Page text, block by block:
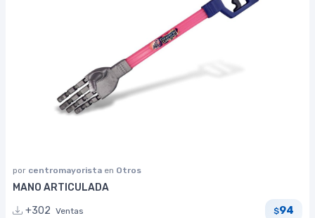
por centromayorista en Otros
MANO ARTICULADA
+302 Ventas $94